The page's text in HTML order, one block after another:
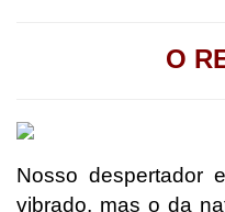
O
Nosso despertador
vibrado, mas o da